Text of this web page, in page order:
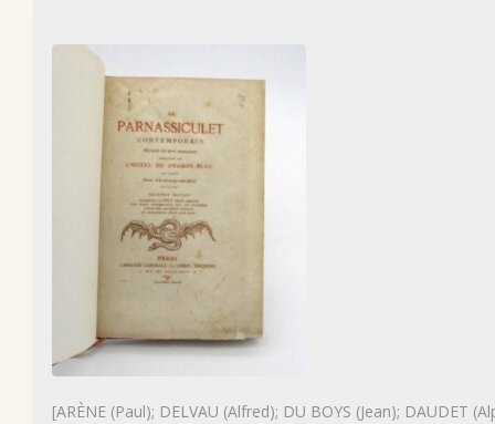
[ARÈNE (Paul); DELVAU (Alfred); DU BOYS (Jean); DAUDET